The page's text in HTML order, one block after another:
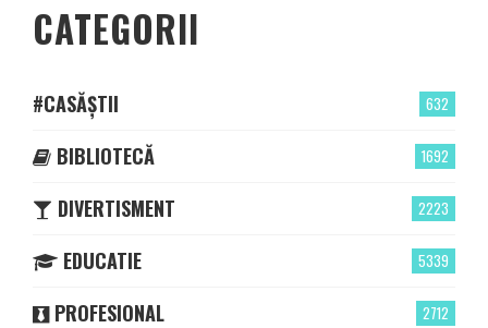
CATEGORII
632
#CASĂȘTII
1692
BIBLIOTECĂ
2223
DIVERTISMENT
5339
EDUCATIE
2712
PROFESIONAL